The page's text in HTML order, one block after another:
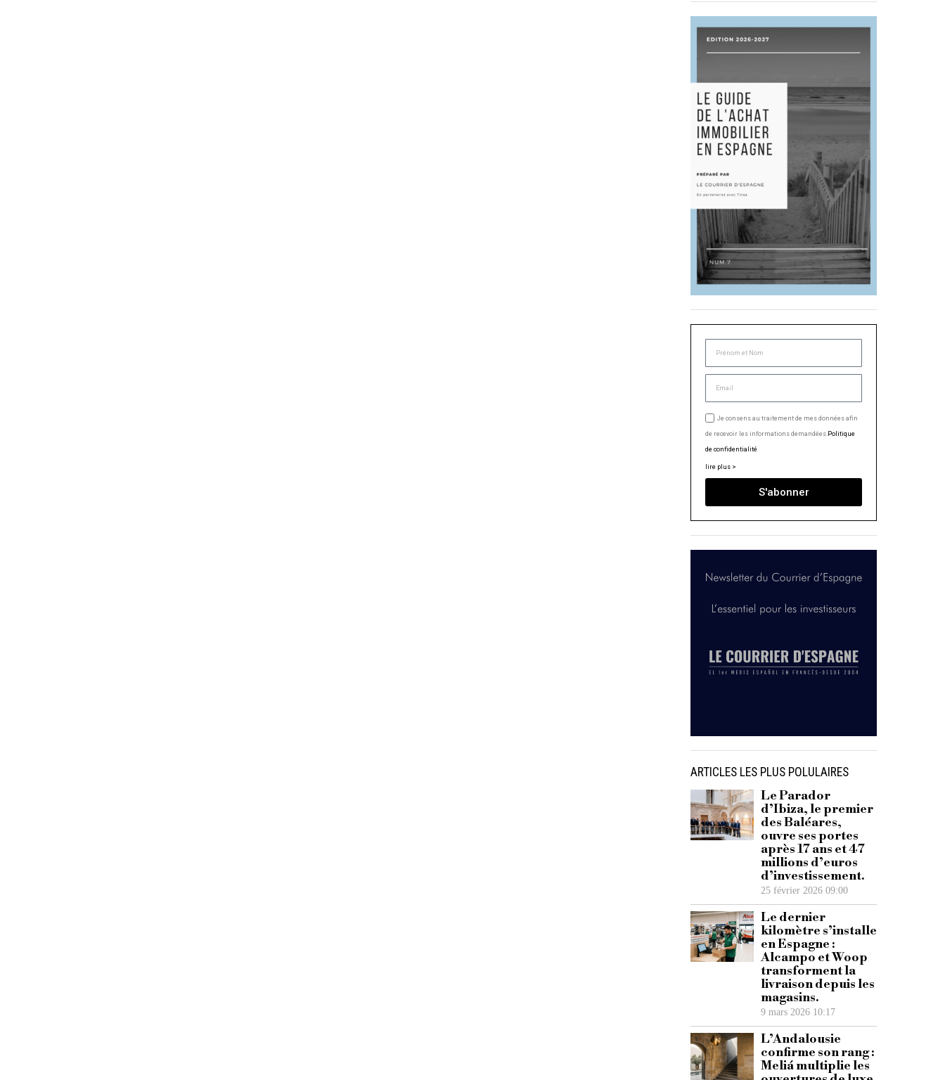
Je consens au traitement de mes données afin
de recevoir les informations demandées.Politique
de confidentialité
lire plus >
S'abonner
ARTICLES LES PLUS POLULAIRES
Le Parador
d’Ibiza, le premier
des Baléares,
ouvre ses portes
après 17 ans et 47
millions d’euros
d’investissement.
25 février 2026 09:00
Le dernier
kilomètre s’installe
en Espagne :
Alcampo et Woop
transforment la
livraison depuis les
magasins.
9 mars 2026 10:17
L’Andalousie
confirme son rang :
Meliá multiplie les